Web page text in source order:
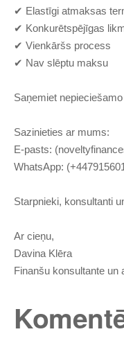
✔ Elastīgi atmaksas
✔ Konkurētspējīgas
✔ Vienkāršs process
✔ Nav slēptu maksu
Saņemiet
Sazinieties ar mums:
E-pasts: (
WhatsApp:
Starpnieki, konsultanti
Ar cieņu,
Davina Klēra
Finanšu konsultante un